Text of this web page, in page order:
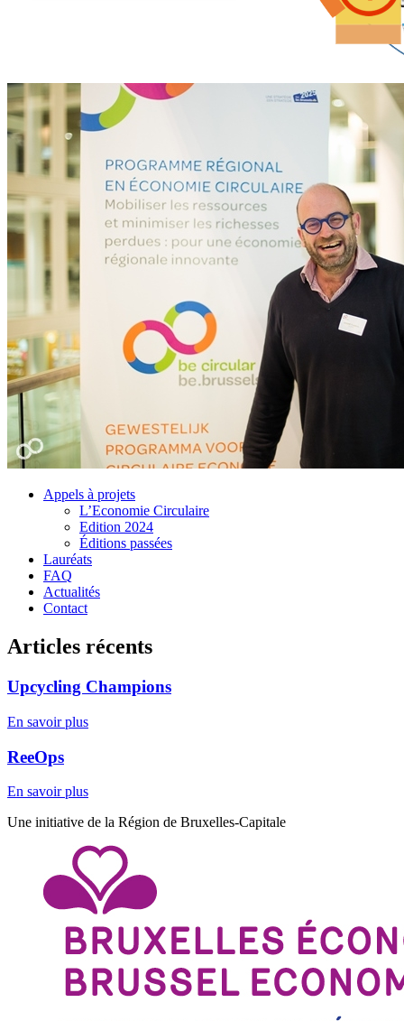
Appels à projets
L’Economie Circulaire
Edition 2024
Éditions passées
Lauréats
FAQ
Actualités
Contact
Articles récents
Upcycling Champions
En savoir plus
ReeOps
En savoir plus
Une initiative de la Région de Bruxelles-Capitale